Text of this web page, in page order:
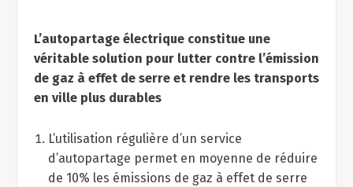
L’autopartage électrique constitue une
véritable solution pour lutter contre l’émission
de gaz à effet de serre et rendre les transports
en ville plus durables
L’utilisation régulière d’un service
d’autopartage permet en moyenne de réduire
de 10% les émissions de gaz à effet de serre